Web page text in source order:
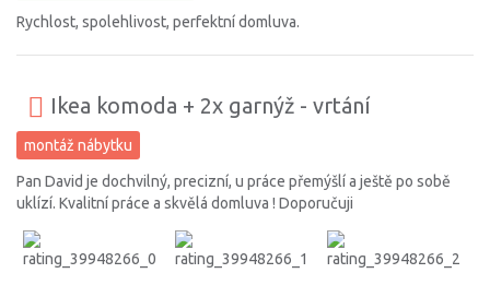
Rychlost, spolehlivost, perfektní domluva.
Ikea komoda + 2x garnýž - vrtání
montáž nábytku
Pan David je dochvilný, precizní, u práce přemýšlí a ještě po sobě
uklízí. Kvalitní práce a skvělá domluva ! Doporučuji